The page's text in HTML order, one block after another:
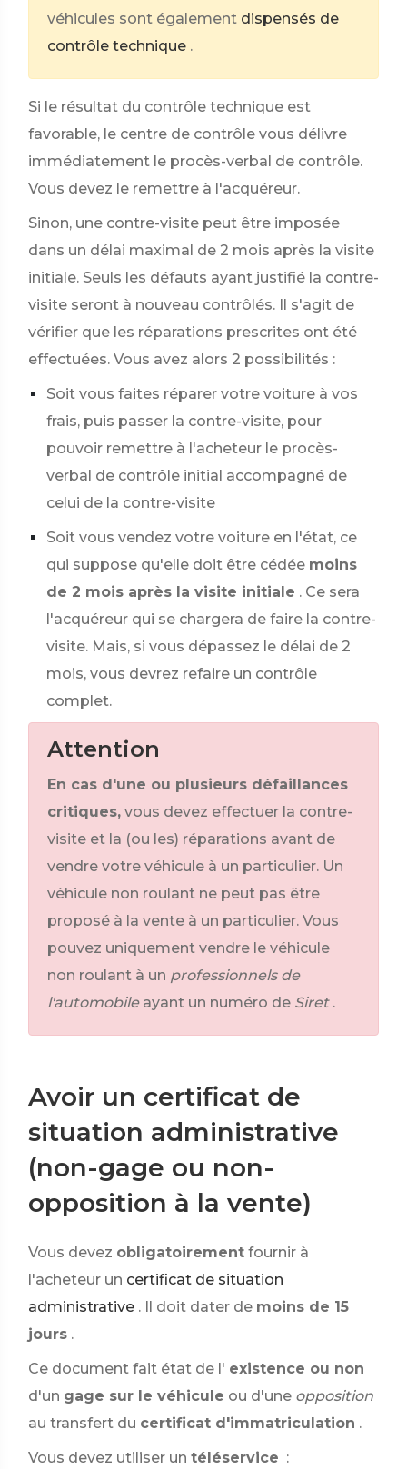
véhicules sont également dispensés de
contrôle technique .
Si le résultat du contrôle technique est
favorable, le centre de contrôle vous délivre
immédiatement le procès-verbal de contrôle.
Vous devez le remettre à l'acquéreur.
Sinon, une contre-visite peut être imposée
dans un délai maximal de 2 mois après la visite
initiale. Seuls les défauts ayant justifié la contre-
visite seront à nouveau contrôlés. Il s'agit de
vérifier que les réparations prescrites ont été
effectuées. Vous avez alors 2 possibilités :
Soit vous faites réparer votre voiture à vos
frais, puis passer la contre-visite, pour
pouvoir remettre à l'acheteur le procès-
verbal de contrôle initial accompagné de
celui de la contre-visite
Soit vous vendez votre voiture en l'état, ce
qui suppose qu'elle doit être cédée moins
de 2 mois après la visite initiale . Ce sera
l'acquéreur qui se chargera de faire la contre-
visite. Mais, si vous dépassez le délai de 2
mois, vous devrez refaire un contrôle
complet.
Attention
En cas d'une ou plusieurs défaillances
critiques, vous devez effectuer la contre-
visite et la (ou les) réparations avant de
vendre votre véhicule à un particulier. Un
véhicule non roulant ne peut pas être
proposé à la vente à un particulier. Vous
pouvez uniquement vendre le véhicule
non roulant à un professionnels de
l'automobile ayant un numéro de Siret .
Avoir un certificat de
situation administrative
(non-gage ou non-
opposition à la vente)
Vous devez obligatoirement fournir à
l'acheteur un certificat de situation
administrative . Il doit dater de moins de 15
jours .
Ce document fait état de l' existence ou non
d'un gage sur le véhicule ou d'une opposition
au transfert du certificat d'immatriculation .
Vous devez utiliser un téléservice :